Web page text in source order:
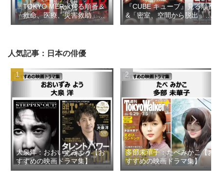
『TOKYO MER』見る順番＆
「救命、医療、災害救助」の
似た映画ドラマ【おすすめの
『CUBE キューブ』見る順番
&「密室、空間から脱出」の
似た映画【おすすめの映画ド
人気記事：日本の俳優
大泉洋：おおいずみよう【お
すすめの映画ドラマ集】
多部未華子：たべみかこ【お
すすめの映画ドラマ集】